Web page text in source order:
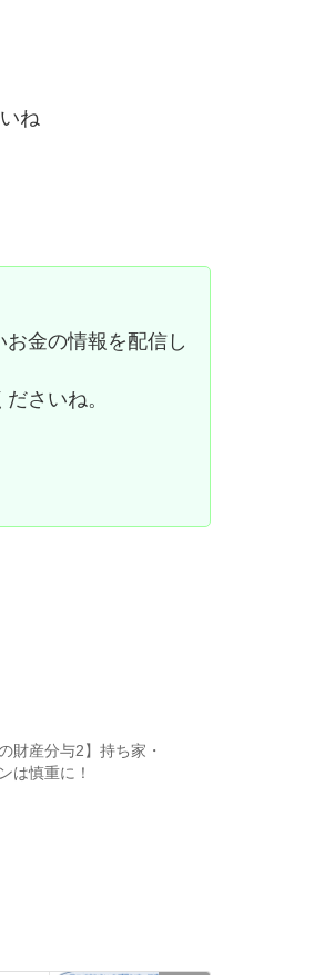
ね
金の情報を配信し
さいね。
財産分与2】持ち家・
は慎重に！